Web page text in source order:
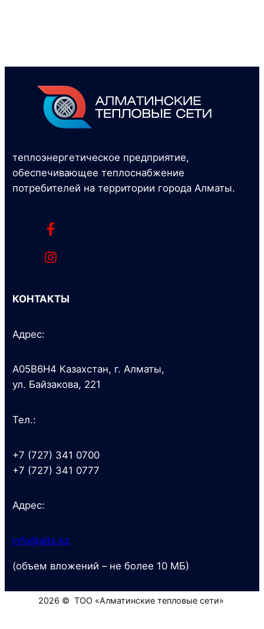
теплоэнергетическое предприятие,
обеспечивающее теплоснабжение
потребителей на территории города Алматы.
КОНТАКТЫ
Адрес:
A05B6H4 Казахстан, г. Алматы,
ул. Байзакова, 221
Тел.:
+7 (727) 341 0700
+7 (727) 341 0777
Адрес:
info@alts.kz
(объем вложений – не более 10 МБ)
2026 © ТОО «Алматинские тепловые сети»